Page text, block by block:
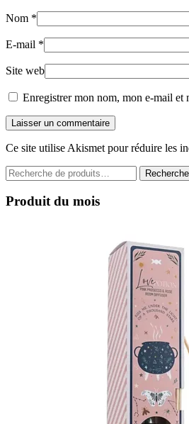
Nom *
E-mail *
Site web
Enregistrer mon nom, mon e-mail et
Laisser un commentaire
Ce site utilise Akismet pour réduire les
Recherche
pour :
Recherche
Produit du mois